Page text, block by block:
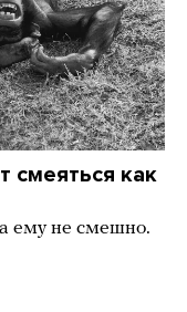
смеяться как
ему не смешно.